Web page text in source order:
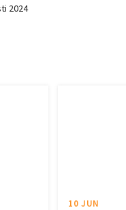
2024
10 JUN